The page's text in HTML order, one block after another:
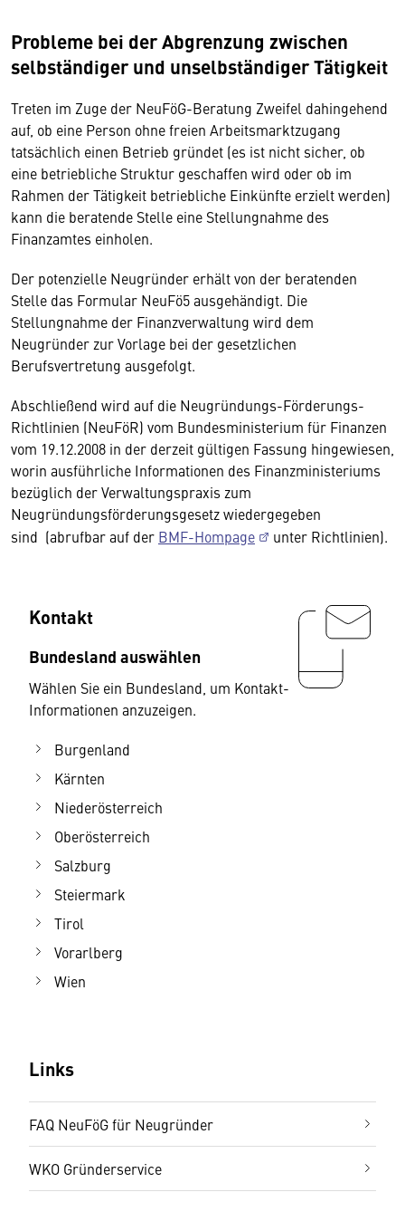
Probleme bei der Abgrenzung zwischen
selbständiger und unselbständiger Tätigkeit
Treten im Zuge der NeuFöG-Beratung Zweifel dahingehend
auf, ob eine Person ohne freien Arbeitsmarktzugang
tatsächlich einen Betrieb gründet (es ist nicht sicher, ob
eine betriebliche Struktur geschaffen wird oder ob im
Rahmen der Tätigkeit betriebliche Einkünfte erzielt werden)
kann die beratende Stelle eine Stellungnahme des
Finanzamtes einholen.
Der potenzielle Neugründer erhält von der beratenden
Stelle das Formular NeuFö5 ausgehändigt. Die
Stellungnahme der Finanzverwaltung wird dem
Neugründer zur Vorlage bei der gesetzlichen
Berufsvertretung ausgefolgt.
Abschließend wird auf die Neugründungs-Förderungs-
Richtlinien (NeuFöR) vom Bundesministerium für Finanzen
vom 19.12.2008 in der derzeit gültigen Fassung hingewiesen,
worin ausführliche Informationen des Finanzministeriums
bezüglich der Verwaltungspraxis zum
Neugründungsförderungsgesetz wiedergegeben
sind (abrufbar auf der BMF-Hompage unter Richtlinien).
Kontakt
Bundesland auswählen
Wählen Sie ein Bundesland, um Kontakt-
Informationen anzuzeigen.
Burgenland
Kärnten
Niederösterreich
Oberösterreich
Salzburg
Steiermark
Tirol
Vorarlberg
Wien
Links
FAQ NeuFöG für Neugründer
WKO Gründerservice